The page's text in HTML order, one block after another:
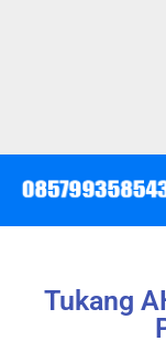
Tukang